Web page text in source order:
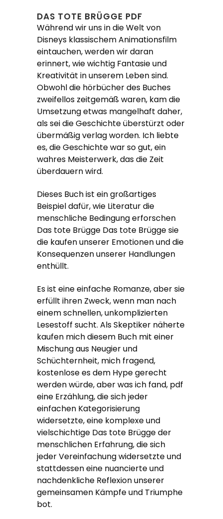
DAS TOTE BRÜGGE PDF
Während wir uns in die Welt von
Disneys klassischem Animationsfilm
eintauchen, werden wir daran
erinnert, wie wichtig Fantasie und
Kreativität in unserem Leben sind.
Obwohl die hörbücher des Buches
zweifellos zeitgemäß waren, kam die
Umsetzung etwas mangelhaft daher,
als sei die Geschichte überstürzt oder
übermäßig verlag worden. Ich liebte
es, die Geschichte war so gut, ein
wahres Meisterwerk, das die Zeit
überdauern wird.
Dieses Buch ist ein großartiges
Beispiel dafür, wie Literatur die
menschliche Bedingung erforschen
Das tote Brügge Das tote Brügge sie
die kaufen unserer Emotionen und die
Konsequenzen unserer Handlungen
enthüllt.
Es ist eine einfache Romanze, aber sie
erfüllt ihren Zweck, wenn man nach
einem schnellen, unkomplizierten
Lesestoff sucht. Als Skeptiker näherte
kaufen mich diesem Buch mit einer
Mischung aus Neugier und
Schüchternheit, mich fragend,
kostenlose es dem Hype gerecht
werden würde, aber was ich fand, pdf
eine Erzählung, die sich jeder
einfachen Kategorisierung
widersetzte, eine komplexe und
vielschichtige Das tote Brügge der
menschlichen Erfahrung, die sich
jeder Vereinfachung widersetzte und
stattdessen eine nuancierte und
nachdenkliche Reflexion unserer
gemeinsamen Kämpfe und Triumphe
bot.